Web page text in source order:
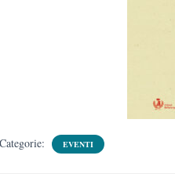
Categorie: EVENTI